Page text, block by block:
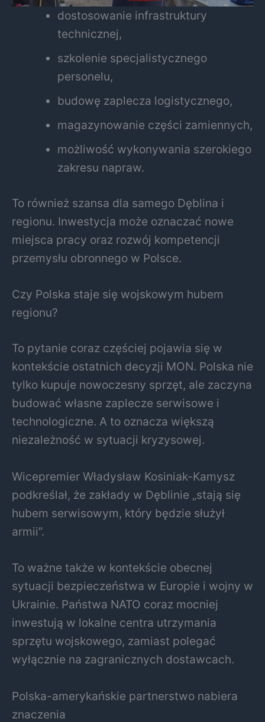
dostosowanie infrastruktury
technicznej,
szkolenie specjalistycznego
personelu,
budowę zaplecza logistycznego,
magazynowanie części zamiennych,
możliwość wykonywania szerokiego
zakresu napraw.
To również szansa dla samego Dęblina i
regionu. Inwestycja może oznaczać nowe
miejsca pracy oraz rozwój kompetencji
przemysłu obronnego w Polsce.
Czy Polska staje się wojskowym hubem
regionu?
To pytanie coraz częściej pojawia się w
kontekście ostatnich decyzji MON. Polska nie
tylko kupuje nowoczesny sprzęt, ale zaczyna
budować własne zaplecze serwisowe i
technologiczne. A to oznacza większą
niezależność w sytuacji kryzysowej.
Wicepremier Władysław Kosiniak-Kamysz
podkreślał, że zakłady w Dęblinie „stają się
hubem serwisowym, który będzie służył
armii”.
To ważne także w kontekście obecnej
sytuacji bezpieczeństwa w Europie i wojny w
Ukrainie. Państwa NATO coraz mocniej
inwestują w lokalne centra utrzymania
sprzętu wojskowego, zamiast polegać
wyłącznie na zagranicznych dostawcach.
Polska-amerykańskie partnerstwo nabiera
znaczenia